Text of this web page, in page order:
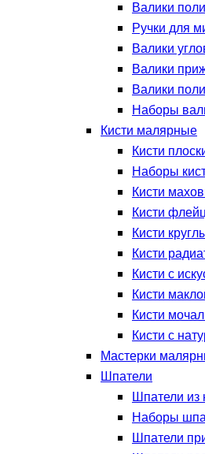
Валики
Ручки для
Валики
Валики
Валики
Наборы
Кисти малярные
Кисти
Наборы
Кисти
Кисти
Кисти
Кисти
Кисти с
Кисти
Кисти
Кисти с
Мастерки
Шпатели
Шпатели
Наборы
Шпатели